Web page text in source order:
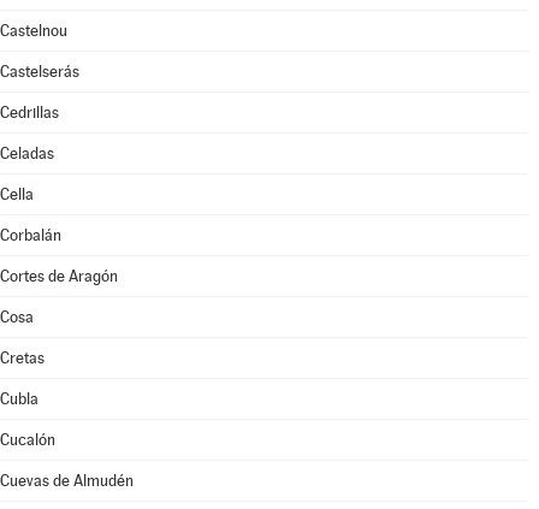
Castelnou
Castelserás
Cedrillas
Celadas
Cella
Corbalán
Cortes de Aragón
Cosa
Cretas
Cubla
Cucalón
Cuevas de Almudén